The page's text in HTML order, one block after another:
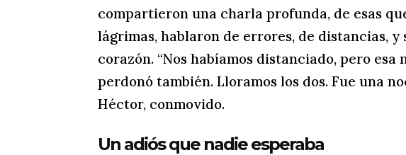
compartieron una charla profunda, de esas
lágrimas, hablaron de errores, de distancias,
corazón. “Nos habíamos distanciado, pero esa
perdonó también. Lloramos los dos. Fue una
Héctor, conmovido.
Un adiós que nadie esperaba